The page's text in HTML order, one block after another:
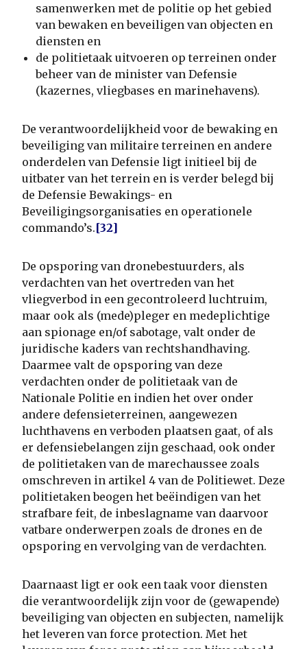
samenwerken met de politie op het gebied
van bewaken en beveiligen van objecten en
diensten en
de politietaak uitvoeren op terreinen onder
beheer van de minister van Defensie
(kazernes, vliegbases en marinehavens).
De verantwoordelijkheid voor de bewaking en
beveiliging van militaire terreinen en andere
onderdelen van Defensie ligt initieel bij de
uitbater van het terrein en is verder belegd bij
de Defensie Bewakings- en
Beveiligingsorganisaties en operationele
commando’s.[32]
De opsporing van dronebestuurders, als
verdachten van het overtreden van het
vliegverbod in een gecontroleerd luchtruim,
maar ook als (mede)pleger en medeplichtige
aan spionage en/of sabotage, valt onder de
juridische kaders van rechtshandhaving.
Daarmee valt de opsporing van deze
verdachten onder de politietaak van de
Nationale Politie en indien het over onder
andere defensieterreinen, aangewezen
luchthavens en verboden plaatsen gaat, of als
er defensiebelangen zijn geschaad, ook onder
de politietaken van de marechaussee zoals
omschreven in artikel 4 van de Politiewet. Deze
politietaken beogen het beëindigen van het
strafbare feit, de inbeslagname van daarvoor
vatbare onderwerpen zoals de drones en de
opsporing en vervolging van de verdachten.
Daarnaast ligt er ook een taak voor diensten
die verantwoordelijk zijn voor de (gewapende)
beveiliging van objecten en subjecten, namelijk
het leveren van force protection. Met het